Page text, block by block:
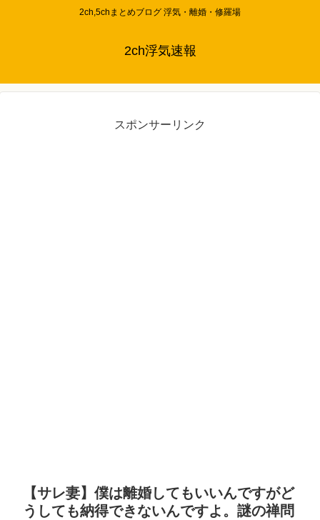
2ch,5chまとめブログ 浮気・離婚・修羅場
2ch浮気速報
スポンサーリンク
【サレ妻】僕は離婚してもいいんですがど
うしても納得できないんですよ。謎の禅問